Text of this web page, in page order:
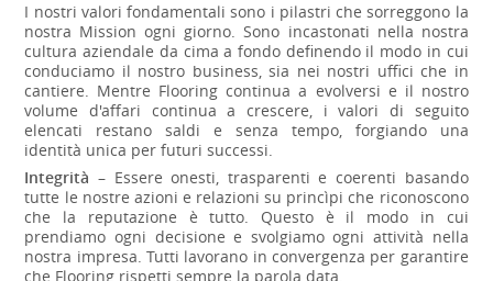
I nostri valori fondamentali sono i pilastri che sorreggono la
nostra Mission ogni giorno. Sono incastonati nella nostra
cultura aziendale da cima a fondo definendo il modo in cui
conduciamo il nostro business, sia nei nostri uffici che in
cantiere. Mentre Flooring continua a evolversi e il nostro
volume d'affari continua a crescere, i valori di seguito
elencati restano saldi e senza tempo, forgiando una
identità unica per futuri successi.
Integrità – Essere onesti, trasparenti e coerenti basando
tutte le nostre azioni e relazioni su princìpi che riconoscono
che la reputazione è tutto. Questo è il modo in cui
prendiamo ogni decisione e svolgiamo ogni attività nella
nostra impresa. Tutti lavorano in convergenza per garantire
che Flooring rispetti sempre la parola data.